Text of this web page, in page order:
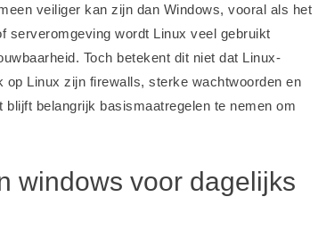
veiliger kan zijn dan Windows, vooral als het
serveromgeving wordt Linux veel gebruikt
Toch betekent dit niet dat Linux-
Linux zijn firewalls, sterke wachtwoorden en
belangrijk basismaatregelen te nemen om
windows voor dagelijks